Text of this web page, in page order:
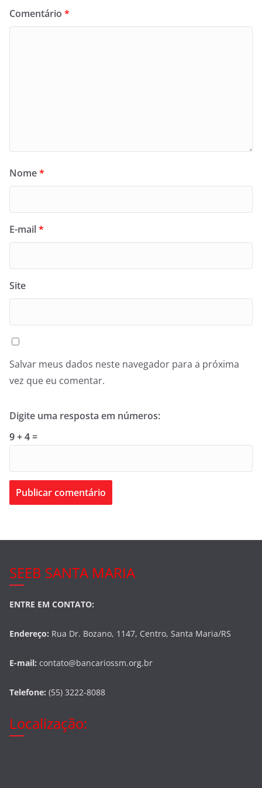
Comentário *
Nome*
E-mail*
Site
Salvar meus dados neste navegador para a próxima
vez que eu comentar.
Digite uma resposta em números:
9 + 4 =
SEEB SANTA MARIA
ENTRE EM CONTATO:
Endereço: Rua Dr. Bozano, 1147, Centro, Santa Maria/RS
E-mail: contato@bancariossm.org.br
Telefone: (55) 3222-8088
Localização: